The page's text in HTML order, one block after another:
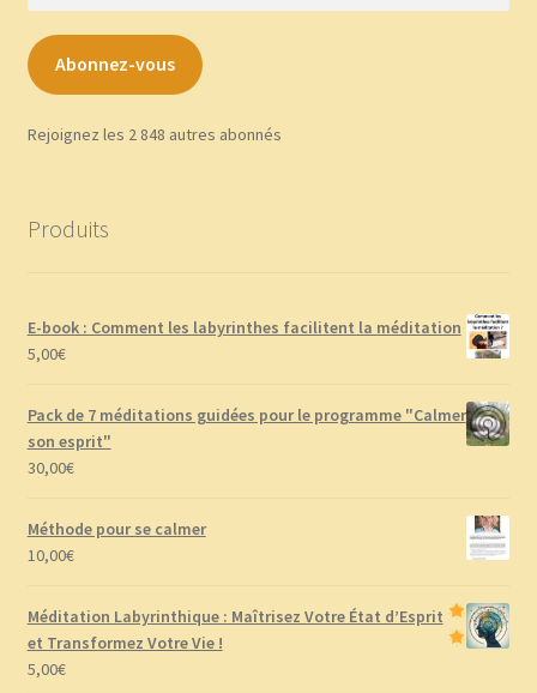
Abonnez-vous
Rejoignez les 2 848 autres abonnés
Produits
E-book : Comment les labyrinthes facilitent la méditation
5,00€
Pack de 7 méditations guidées pour le programme "Calmer
son esprit"
30,00€
Méthode pour se calmer
10,00€
Méditation Labyrinthique : Maîtrisez Votre État d’Esprit
et Transformez Votre Vie !
5,00€